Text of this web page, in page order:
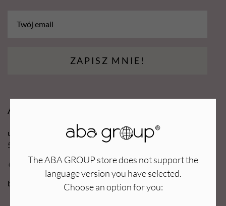
The ABA GROUP store does not support the
language version you have selected.
Choose an option for you:
ZAPISZ MNIE!
Aba Group
ul. Robotnicza 70D
53-608 Wrocław
+48 71 727 60 16
bok@e-abagroup.com